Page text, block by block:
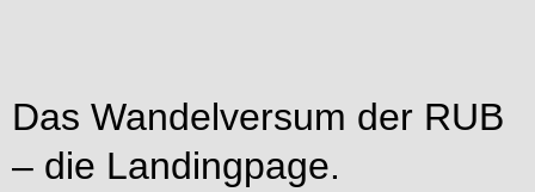
Das Wandelversum der RUB
– die Landingpage.